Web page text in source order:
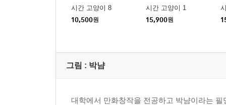
시간 고양이 8
10,500원
시간 고양이 1
15,900원
그림 : 박냠
대학에서 만화창작을 전공하고 박냠이라는